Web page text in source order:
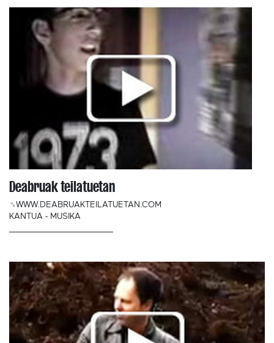
Deabruak teilatuetan
␟WWW.DEABRUAKTEILATUETAN.COM
KANTUA - MUSIKA